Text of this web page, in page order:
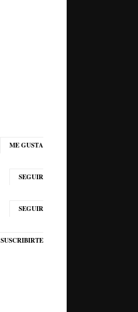
ME GUSTA
SEGUIR
SEGUIR
SUSCRIBIRTE